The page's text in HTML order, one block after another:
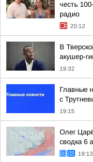
честь
радио
20:12
В
акушер-
19:32
Главные
с
19:15
Олег
сводка 6
19:13